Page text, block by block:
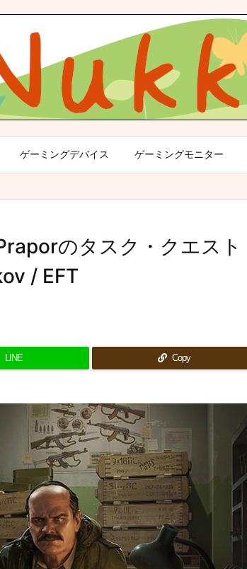
ゲーミングデバイス ゲーミングモニター
のタスク・クエスト
/ EFT
LINE Copy